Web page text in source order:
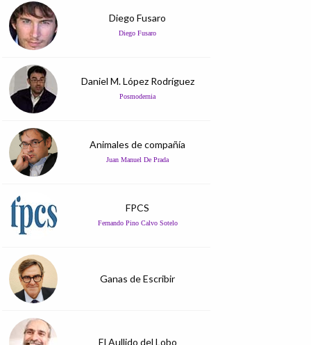
Diego Fusaro
Diego Fusaro
Daniel M. López Rodríguez
Posmodernia
Animales de compañía
Juan Manuel De Prada
FPCS
Fernando Pino Calvo Sotelo
Ganas de Escribir
El Aullido del Lobo